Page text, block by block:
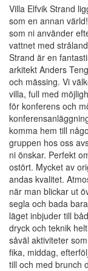
Villa Elfvik Strand
som en annan
som ni använder
vattnet med
Strand är en
arkitekt Anders
och mässing. Vi
villa, full med
för konferens och
komma hem till
gruppen hos oss
ni önskar. Perfekt
ostört. Mycket av
andas kvalitet.
när man blickar ut
segla och bada
läget inbjuder till
dryck och teknik
såväl aktiviteter
fika, middag,
till och med brunch